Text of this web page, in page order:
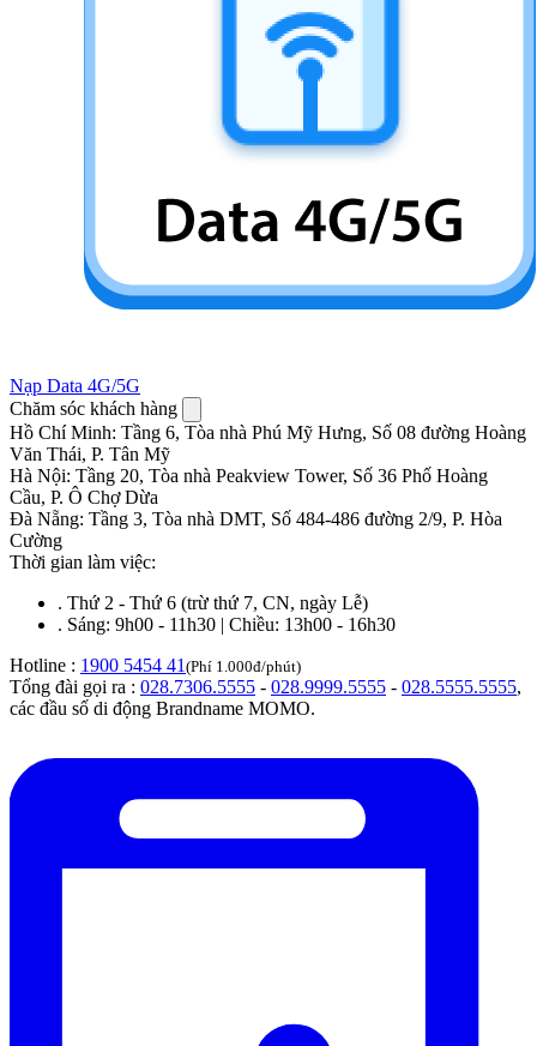
Nạp Data 4G/5G
Chăm sóc khách hàng
Hồ Chí Minh: Tầng 6, Tòa nhà Phú Mỹ Hưng, Số 08 đường Hoàng
Văn Thái, P. Tân Mỹ
Hà Nội: Tầng 20, Tòa nhà Peakview Tower, Số 36 Phố Hoàng
Cầu, P. Ô Chợ Dừa
Đà Nẵng: Tầng 3, Tòa nhà DMT, Số 484-486 đường 2/9, P. Hòa
Cường
Thời gian làm việc:
. Thứ 2 - Thứ 6 (trừ thứ 7, CN, ngày Lễ)
. Sáng: 9h00 - 11h30 | Chiều: 13h00 - 16h30
Hotline : 1900 5454 41(Phí 1.000đ/phút)
Tổng đài gọi ra : 028.7306.5555 - 028.9999.5555 - 028.5555.5555,
các đầu số di động Brandname MOMO.